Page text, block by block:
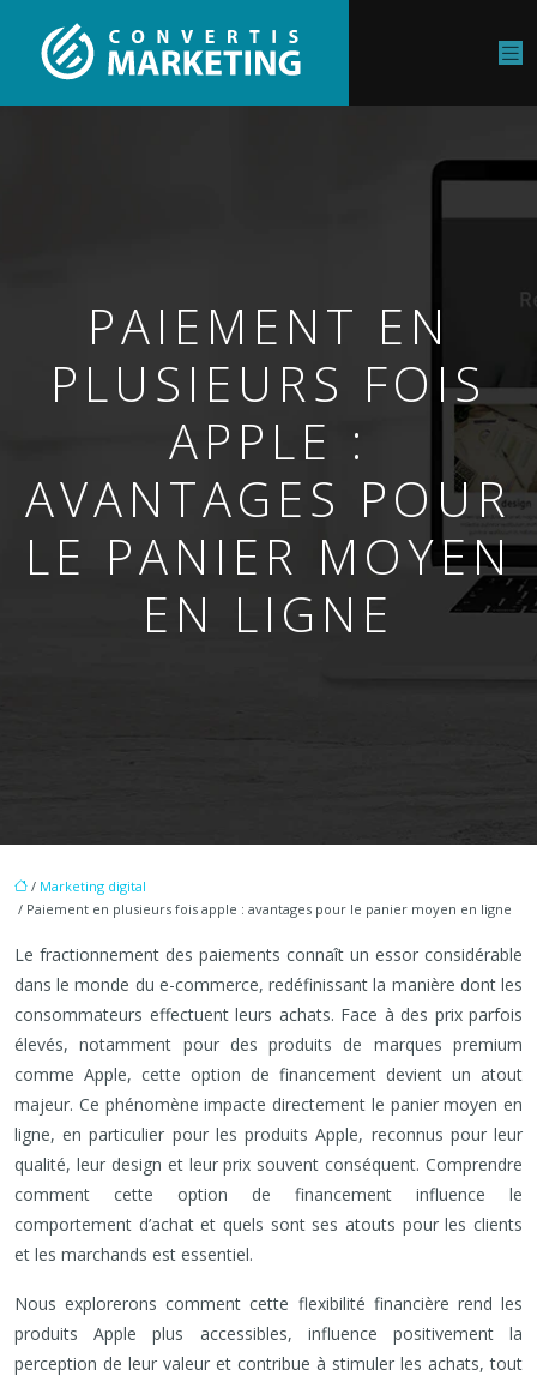
PAIEMENT EN
PLUSIEURS FOIS
APPLE :
AVANTAGES POUR
LE PANIER MOYEN
EN LIGNE
/ Marketing digital
/ Paiement en plusieurs fois apple : avantages pour le panier moyen en ligne
Le fractionnement des paiements connaît un essor considérable
dans le monde du e-commerce, redéfinissant la manière dont les
consommateurs effectuent leurs achats. Face à des prix parfois
élevés, notamment pour des produits de marques premium
comme Apple, cette option de financement devient un atout
majeur. Ce phénomène impacte directement le panier moyen en
ligne, en particulier pour les produits Apple, reconnus pour leur
qualité, leur design et leur prix souvent conséquent. Comprendre
comment cette option de financement influence le
comportement d’achat et quels sont ses atouts pour les clients
et les marchands est essentiel.
Nous explorerons comment cette flexibilité financière rend les
produits Apple plus accessibles, influence positivement la
perception de leur valeur et contribue à stimuler les achats, tout